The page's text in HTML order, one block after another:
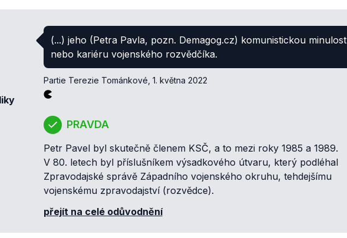
(...) jeho (Petra Pavla, pozn. Demagog.cz) komunistickou minulost
nebo kariéru vojenského rozvědčíka.
Partie Terezie Tománkové 1. května 2022
PRAVDA
Petr Pavel byl skutečně členem KSČ, a to mezi roky 1985 a 1989.
V 80. letech byl příslušníkem výsadkového útvaru, který podléhal
Zpravodajské správě Západního vojenského okruhu, tehdejšímu
vojenskému zpravodajství (rozvědce).
přejít na celé odůvodnění